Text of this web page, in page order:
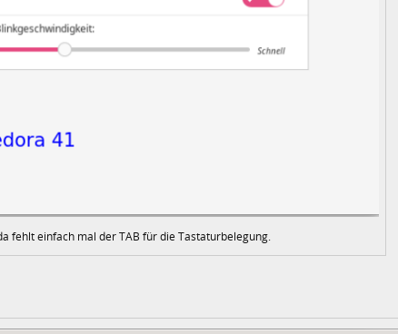
fehlt einfach mal der TAB für die Tastaturbelegung.